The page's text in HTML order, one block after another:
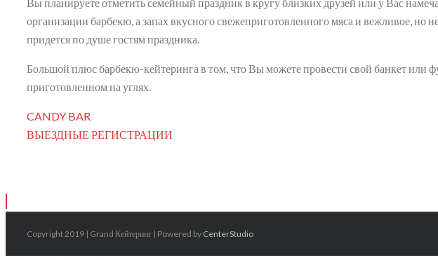
организации барбекю, а запах вкусного свежеприготовленного мяса и вежливое,
придется по душе гостям праздника.
Большой плюс барбекю-кейтеринга в том, что Вы можете провести свой банкет или
приготовленном на углях.
CANDY BAR
ВЫЕЗДНЫЕ РЕГИСТРАЦИИ
Copyright 2019 | Grand Кейтеринг | Powered by CenterStudio